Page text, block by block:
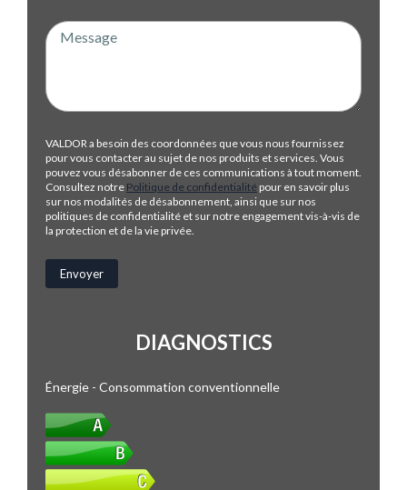
VALDOR a besoin des coordonnées que vous nous fournissez
pour vous contacter au sujet de nos produits et services. Vous
pouvez vous désabonner de ces communications à tout moment.
Consultez notre Politique de confidentialité pour en savoir plus
sur nos modalités de désabonnement, ainsi que sur nos
politiques de confidentialité et sur notre engagement vis-à-vis de
la protection et de la vie privée.
DIAGNOSTICS
Énergie - Consommation conventionnelle